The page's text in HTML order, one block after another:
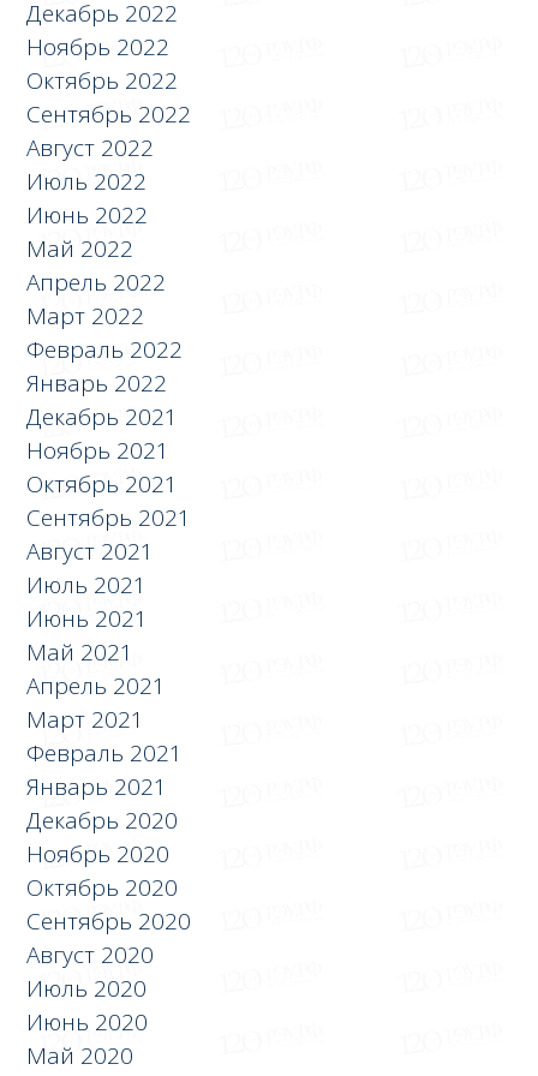
Декабрь 2022
Ноябрь 2022
Октябрь 2022
Сентябрь 2022
Август 2022
Июль 2022
Июнь 2022
Май 2022
Апрель 2022
Март 2022
Февраль 2022
Январь 2022
Декабрь 2021
Ноябрь 2021
Октябрь 2021
Сентябрь 2021
Август 2021
Июль 2021
Июнь 2021
Май 2021
Апрель 2021
Март 2021
Февраль 2021
Январь 2021
Декабрь 2020
Ноябрь 2020
Октябрь 2020
Сентябрь 2020
Август 2020
Июль 2020
Июнь 2020
Май 2020